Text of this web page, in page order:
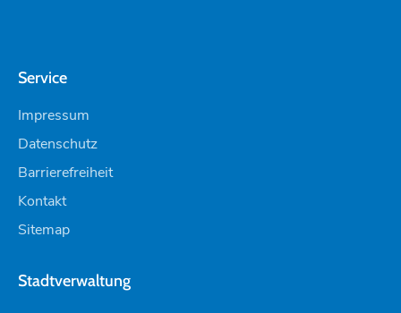
Service
Impressum
Datenschutz
Barrierefreiheit
Kontakt
Sitemap
Stadtverwaltung